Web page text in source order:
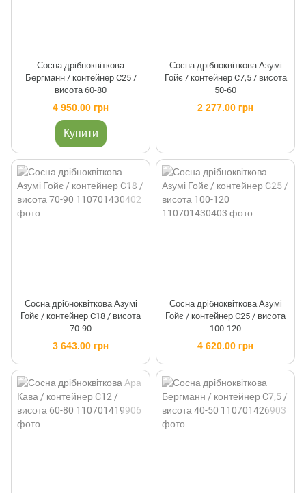
Сосна дрібноквіткова
Бергманн / контейнер C25 /
висота 60-80
4 950.00 грн
Купити
Сосна дрібноквіткова Азумі
Гойє / контейнер C7,5 / висота
50-60
2 277.00 грн
Сосна дрібноквіткова Азумі
Гойє / контейнер C18 / висота
70-90
3 643.00 грн
Сосна дрібноквіткова Азумі
Гойє / контейнер C25 / висота
100-120
4 620.00 грн